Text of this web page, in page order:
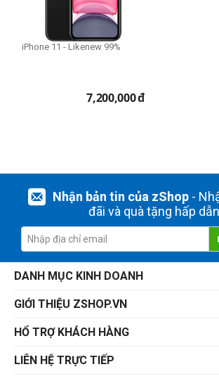
iPhone 11 - Likenew 99%
7,200,000đ
Nhận bản tin của zShop-
đãi và quà tặng hấp dẫn
DANH MỤC KINH DOANH
GIỚI THIỆU ZSHOP.VN
HỔ TRỢ KHÁCH HÀNG
LIÊN HỆ TRỰC TIẾP